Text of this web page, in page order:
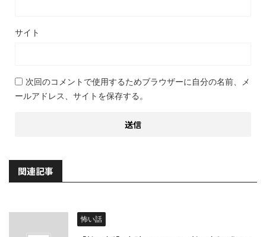
サイト
次回のコメントで使用するためブラウザーに自分の名前、メ
ールアドレス、サイトを保存する。
関連記事
怖い話